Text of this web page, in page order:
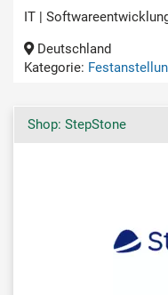
IT |
Deutschland
Kategorie:
Shop: StepStone